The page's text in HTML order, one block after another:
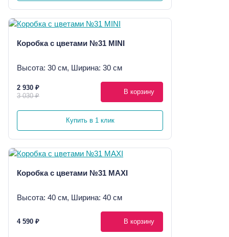
Коробка с цветами №31 MINI
Высота: 30 см, Ширина: 30 см
2 930 ₽
3 030 ₽
В корзину
Купить в 1 клик
Коробка с цветами №31 MAXI
Высота: 40 см, Ширина: 40 см
4 590 ₽ В корзину